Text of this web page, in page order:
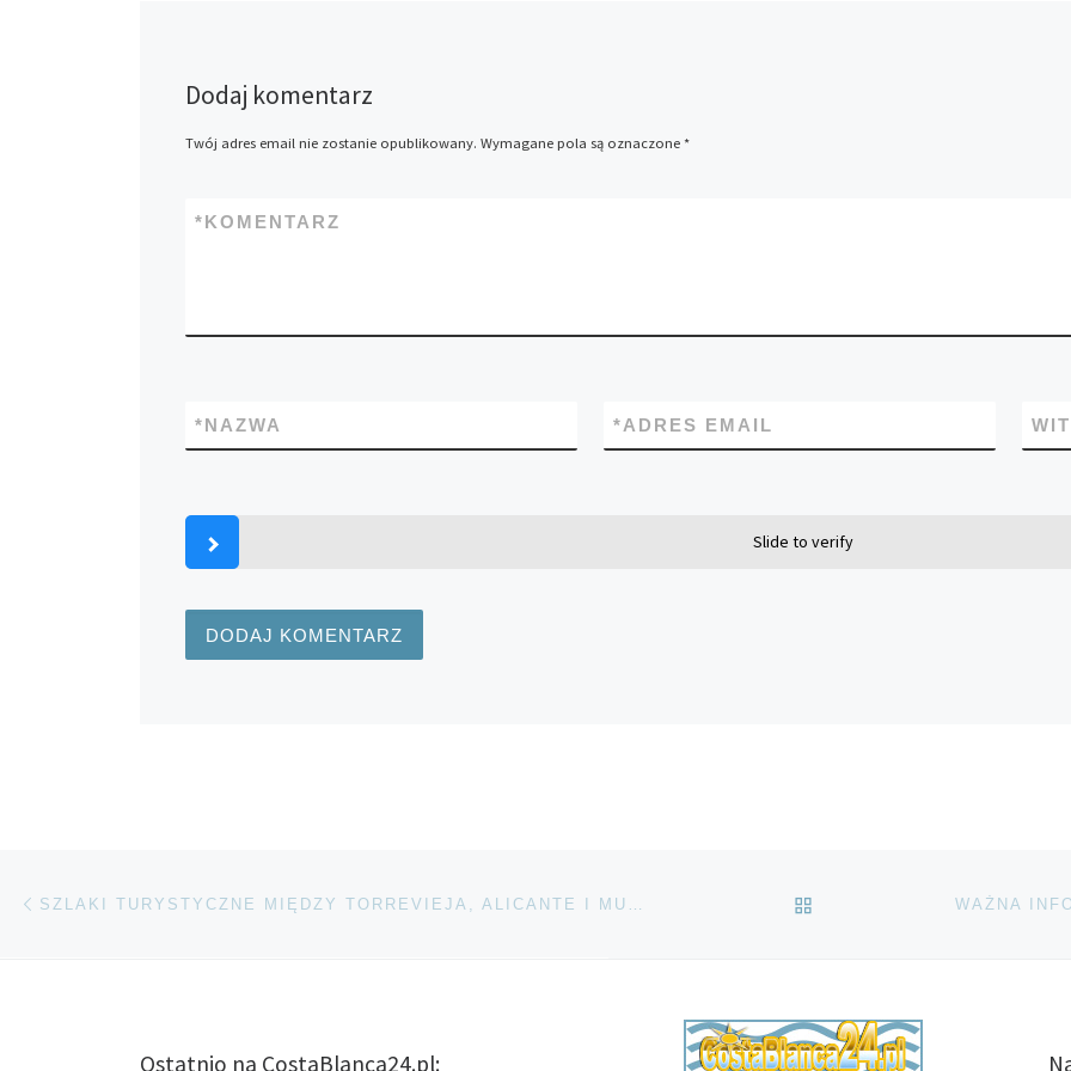
Dodaj komentarz
Twój adres email nie zostanie opublikowany. Wymagane pola są oznaczone *
KOMENTARZ
*
NAZWA
* ADRES EMAIL
*
Slide to verify
Nawigacja wpisu POWRÓT DO LISTY
Ostatnio na CostaBlanca24.pl: